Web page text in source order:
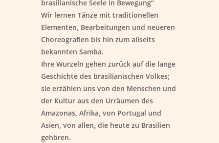
brasilianische Seele in Bewegung“
Wir lernen Tänze mit traditionellen
Elementen, Bearbeitungen und neueren
Choreografien bis hin zum allseits
bekannten Samba.
Ihre Wurzeln gehen zurück auf die lange
Geschichte des brasilianischen Volkes;
sie erzählen uns von den Menschen und
der Kultur aus den Urräumen des
Amazonas, Afrika, von Portugal und
Asien, von allen, die heute zu Brasilien
gehören.